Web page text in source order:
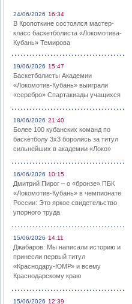
24/06/2026 16:34
В Кропоткине состоялся мастер-
класс баскетболиста «Локомотива-
Кубань» Темирова
19/06/2026 15:47
Баскетболисты Академии
«Локомотив-Кубань» выиграли
«серебро» Спартакиады учащихся
18/06/2026 21:40
Более 100 кубанских команд по
баскетболу 3х3 боролись за титул
сильнейших в академии «Локо»
16/06/2026 10:15
Дмитрий Пирог – о «бронзе» ПБК
«Локомотив-Кубань» в чемпионате
России: Это яркое свидетельство
упорного труда
15/06/2026 14:11
Джабаров: Мы написали историю и
принесли первый титул
«Краснодару-ЮМР» и всему
Краснодарскому краю
15/06/2026 12:39